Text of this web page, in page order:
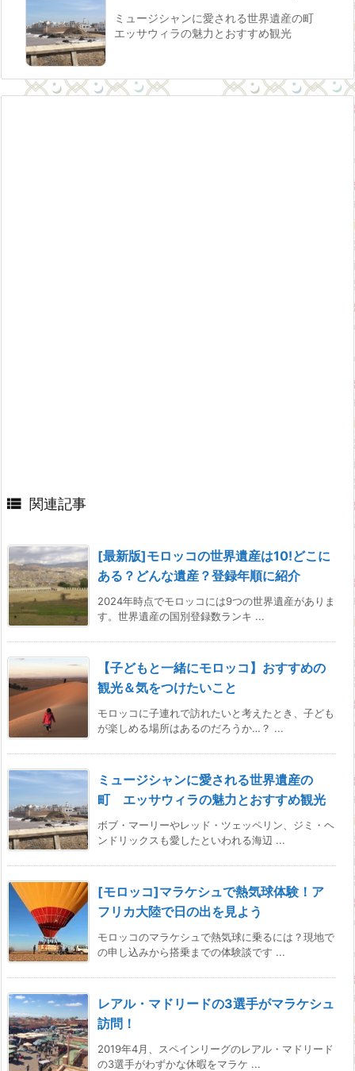
ミュージシャンに愛される世界遺産の町
エッサウィラの魅力とおすすめ観光
 関連記事
[最新版]モロッコの世界遺産は10!どこに
ある？どんな遺産？登録年順に紹介
2024年時点でモロッコには9つの世界遺産がありま
す。世界遺産の国別登録数ランキ ...
【子どもと一緒にモロッコ】おすすめの
観光＆気をつけたいこと
モロッコに子連れで訪れたいと考えたとき、子ども
が楽しめる場所はあるのだろうか…？ ...
ミュージシャンに愛される世界遺産の
町 エッサウィラの魅力とおすすめ観光
ボブ・マーリーやレッド・ツェッペリン、ジミ・ヘ
ンドリックスも愛したといわれる海辺 ...
[モロッコ]マラケシュで熱気球体験！ア
フリカ大陸で日の出を見よう
モロッコのマラケシュで熱気球に乗るには？現地で
の申し込みから搭乗までの体験談です ...
レアル・マドリードの3選手がマラケシュ
訪問！
2019年4月、スペインリーグのレアル・マドリード
の3選手がわずかな休暇をマラケ ...